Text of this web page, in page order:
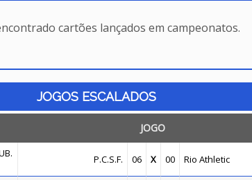
cartões lançados em campeonatos.
JOGOS ESCALADOS
JOGO
P.C.S.F. 06 X 00 Rio Athletic